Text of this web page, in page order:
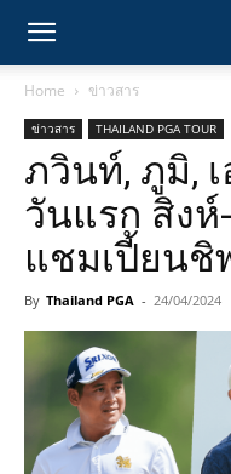
Home ข่าวสาร
ข่าวสาร THAILAND PGA TOUR
ภวินท์, ภูมิ,
วันแรก สิงห์
แชมเปี้ยนชิ
By Thailand PGA - 24/04/2024